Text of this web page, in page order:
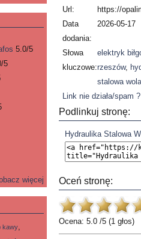
Url:
https://
Data
dodania:
2026-05-17
Słowa
kluczowe:
elektryk
rzeszów,
stalowa
Link nie działa/spam ?
Podlinkuj stronę:
Hydraulika Stalowa
Oceń stronę:
Ocena: 5.0/5 (1głos)
5.0/5
5
więcej
kawy,